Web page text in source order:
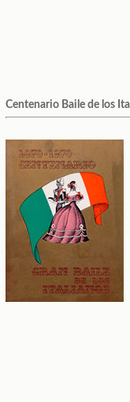
Centenario Baile de los